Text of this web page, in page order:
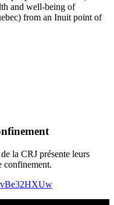
and well-being of
from an Inuit point of
la CRJ présente leurs
confinement.